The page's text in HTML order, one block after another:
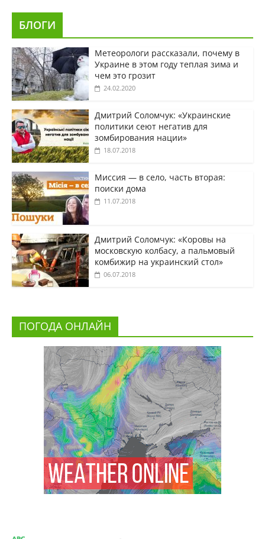
БЛОГИ
Метеорологи рассказали, почему в
Украине в этом году теплая зима и
чем это грозит
24.02.2020
Дмитрий Соломчук: «Украинские
политики сеют негатив для
зомбирования нации»
18.07.2018
Миссия — в село, часть вторая:
поиски дома
11.07.2018
Дмитрий Соломчук: «Коровы на
московскую колбасу, а пальмовый
комбижир на украинский стол»
06.07.2018
ПОГОДА ОНЛАЙН